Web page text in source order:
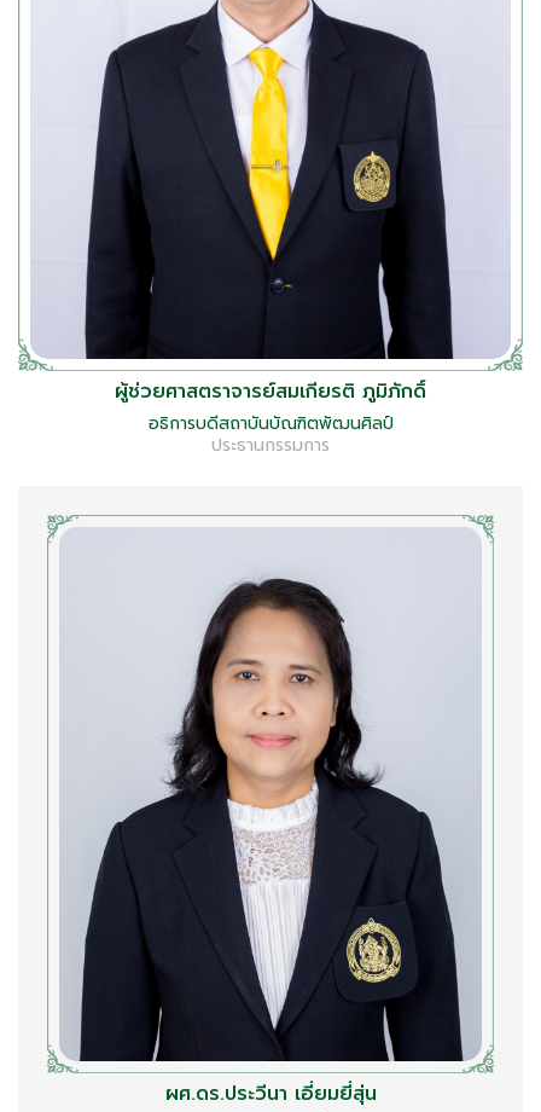
ผู้ช่วยศาสตราจารย์สมเกียรติ ภูมิภักดิ์
อธิการบดีสถาบันบัณฑิตพัฒนศิลป์
ประธานกรรมการ
ผศ.ดร.ประวีนา เอี่ยมยี่สุ่น